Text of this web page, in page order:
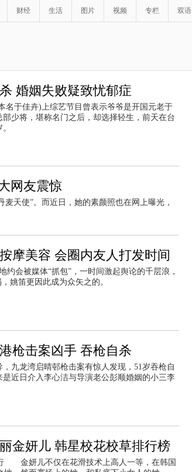
财经 生活 图片 视频 专栏 双语
婚姻失败疑致忧郁症
名于佳卉)上综艺节目曾表示爷爷是开国元老于
少将，堪称名门之后，却选择轻生，前天在台
网友震惊
天使”。而近日，她的素颜照也在网上曝光，
摩美容 会圈内友人打发时间
约会被媒体“抓包”，一时间激起舆论的千层浪，
姚笛更因此成为众矢之的。
枪击案凶手 吞枪自杀
九龙湾启晴邨枪击案有惊人发现，51岁吞枪自
近日介入李心洁与导演老公彭顺婚姻的小三李
金妍儿 韩星校花校草排行榜
金妍儿不仅在花滑技术上高人一等，在韩国